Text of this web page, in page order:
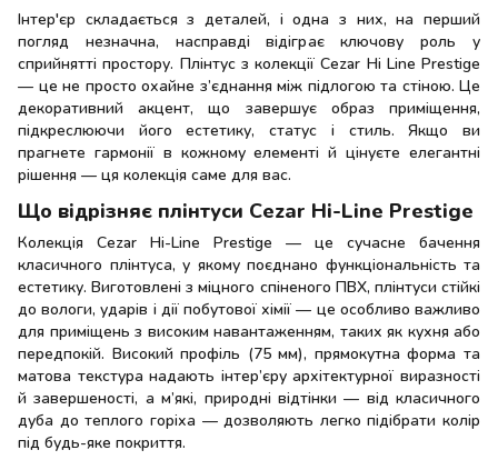
Інтер'єр складається з деталей, і одна з них, на перший
погляд незначна, насправді відіграє ключову роль у
сприйнятті простору. Плінтус з колекції Cezar Hi Line Prestige
— це не просто охайне з’єднання між підлогою та стіною. Це
декоративний акцент, що завершує образ приміщення,
підкреслюючи його естетику, статус і стиль. Якщо ви
прагнете гармонії в кожному елементі й цінуєте елегантні
рішення — ця колекція саме для вас.
Що відрізняє плінтуси Cezar Hi-Line Prestige
Колекція Cezar Hi-Line Prestige — це сучасне бачення
класичного плінтуса, у якому поєднано функціональність та
естетику. Виготовлені з міцного спіненого ПВХ, плінтуси стійкі
до вологи, ударів і дії побутової хімії — це особливо важливо
для приміщень з високим навантаженням, таких як кухня або
передпокій. Високий профіль (75 мм), прямокутна форма та
матова текстура надають інтер’єру архітектурної виразності
й завершеності, а м’які, природні відтінки — від класичного
дуба до теплого горіха — дозволяють легко підібрати колір
під будь-яке покриття.